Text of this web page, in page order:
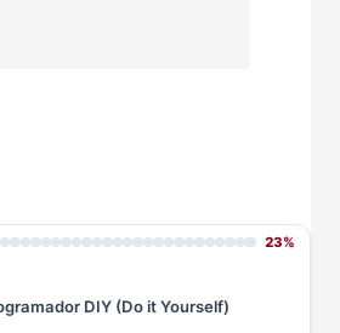
23%
DIY (Do it Yourself)